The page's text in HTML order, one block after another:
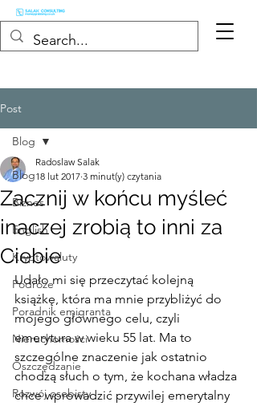
Post
Blog
Biznes
English
Kryptowaluty
Podróże
Poradnik emigranta
Nieruchomości
Oszczędzanie
Rozwój osobisty
Blog
Zacznij w końcu myśleć
inaczej zrobią to inni za
Ciebie
Radoslaw Salak
18 lut 2017 3 minut(y) czytania
Udało mi się przeczytać kolejną
książkę, która ma mnie przybliżyć do
mojego głównego celu, czyli
emerytura w wieku 55 lat. Ma to
szczególne znaczenie jak ostatnio
chodzą słuch o tym, że kochana władza
chce wprowadzić przywilej emerytalny